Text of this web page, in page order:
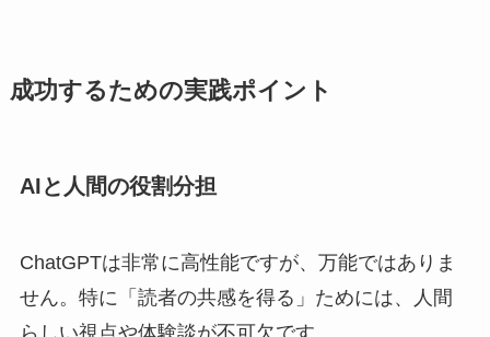
成功するための実践ポイント
AIと人間の役割分担
ChatGPTは非常に高性能ですが、万能ではありま
せん。特に「読者の共感を得る」ためには、人間
らしい視点や体験談が不可欠です。